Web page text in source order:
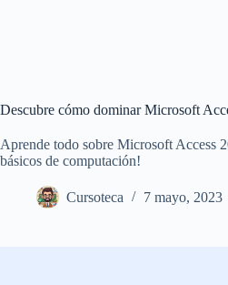
Descubre cómo dominar Microsoft
Aprende todo sobre Microsoft Access
básicos de computación!
Cursoteca 7 mayo, 2023